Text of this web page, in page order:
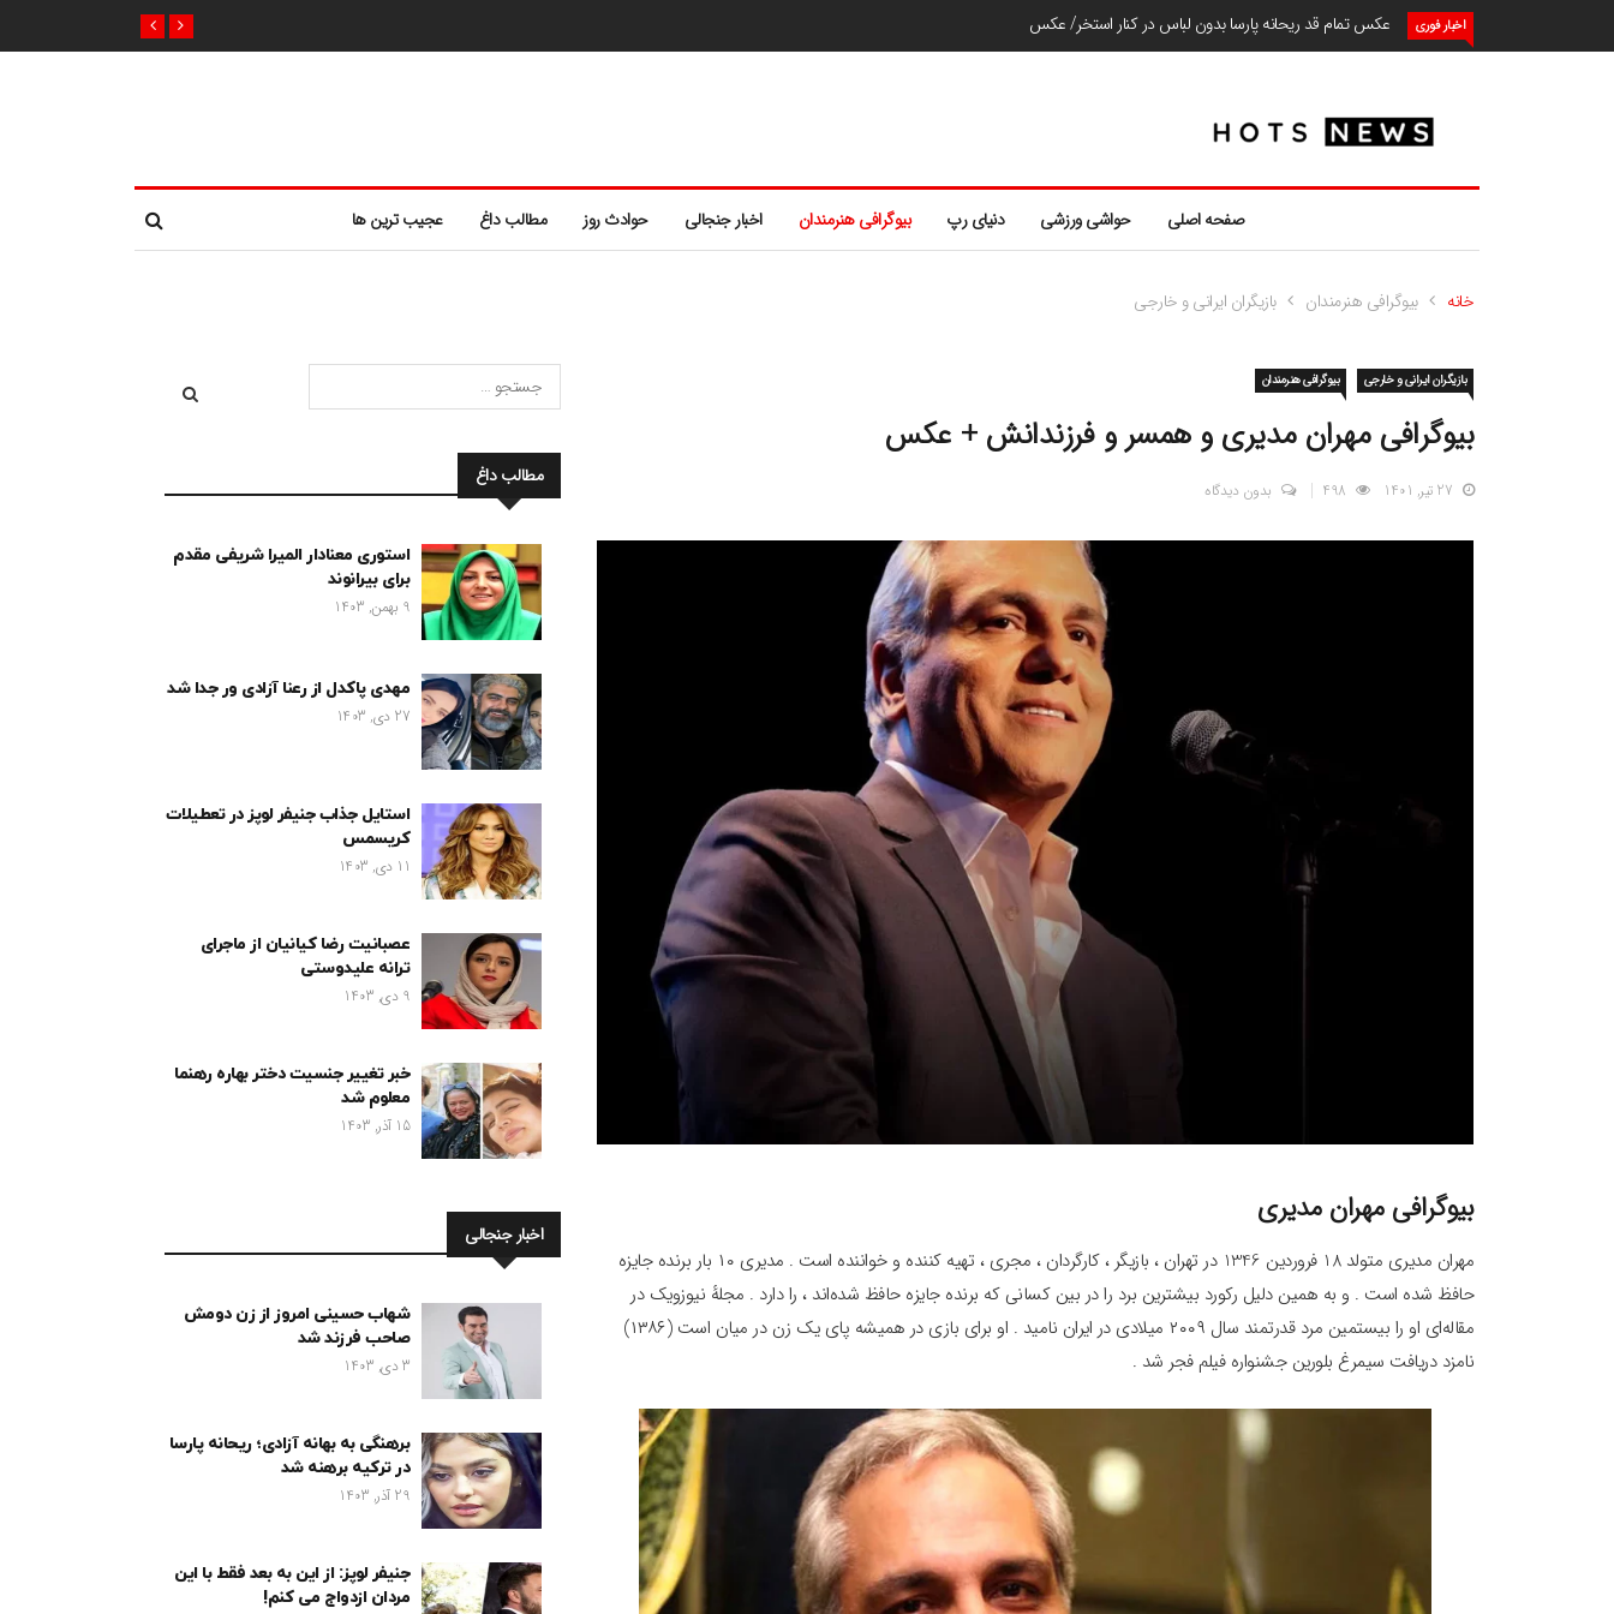
اخبار فوری عکس تمام قد ریحانه پارسا بدون لباس در کنار استخر/ عکس
صفحه اصلی حواشی ورزشی دنیای رپ بیوگرافی هنرمندان اخبار جنجالی حوادث روز مطالب داغ عجیب ترین ها
خانه بیوگرافی هنرمندان بازیگران ایرانی و خارجی
بازیگران ایرانی و خارجی بیوگرافی هنرمندان
بیوگرافی مهران مدیری و همسر و فرزندانش + عکس
27 تیر, 1401 بدون دیدگاه
بیوگرافی مهران مدیری
مهران مدیری متولد 18 فروردین 1346 در تهران ، بازیگر ، کارگردان ، مجری ، تهیه کننده و خواننده است . مدیری ۱۰ بار برنده جایزه
حافظ شده‌ است . و به همین دلیل رکورد بیشترین برد را در بین کسانی که برنده جایزه حافظ شده‌اند ، را دارد . مجلهٔ نیوزویک در
مقاله‌ای او را بیستمین مرد قدرتمند سال ۲۰۰۹ میلادی در ایران نامید . او برای بازی در همیشه پای یک زن در میان است (۱۳۸۶)
نامزد دریافت سیمرغ بلورین جشنواره فیلم فجر شد .
مطالب داغ
استوری معنادار المیرا شریفی مقدم
برای بیرانوند
9 بهمن, 1403
مهدی پاکدل از رعنا آزادی ور جدا شد
27 دی, 1403
استایل جذاب جنیفر لوپز در تعطیلات
کریسمس
11 دی, 1403
عصبانیت رضا کیانیان از ماجرای
ترانه علیدوستی
9 دی, 1403
خبر تغییر جنسیت دختر بهاره رهنما
معلوم شد
15 آذر, 1403
اخبار جنجالی
شهاب حسینی امروز از زن دومش
صاحب فرزند شد
3 دی, 1403
برهنگی به بهانه آزادی؛ ریحانه پارسا
در ترکیه برهنه شد
29 آذر, 1403
جنیفر لوپز: از این به بعد فقط با این
مردان ازدواج می کنم!